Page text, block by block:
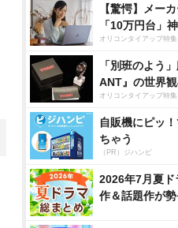
【驚愕】メー
「10万円台」
オリコンタイアップ特集
「別班のよう
ANT』の世界
オリコンタイアップ特集
自販機にピッ
ちゃう
（PR）ジハンピ
2026年7月夏ド
作＆話題作が勢